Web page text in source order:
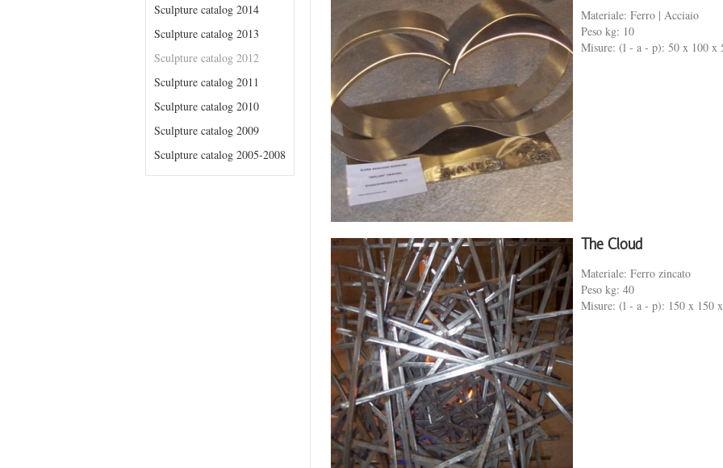
Sculpture catalog 2014
Sculpture catalog 2013
Sculpture catalog 2012
Sculpture catalog 2011
Sculpture catalog 2010
Sculpture catalog 2009
Sculpture catalog 2005-2008
Materiale: Ferro | Acciaio
Peso kg: 10
Misure: (l - a - p): 50 x 100 x
The Cloud
Materiale: Ferro zincato
Peso kg: 40
Misure: (l - a - p): 150 x 150